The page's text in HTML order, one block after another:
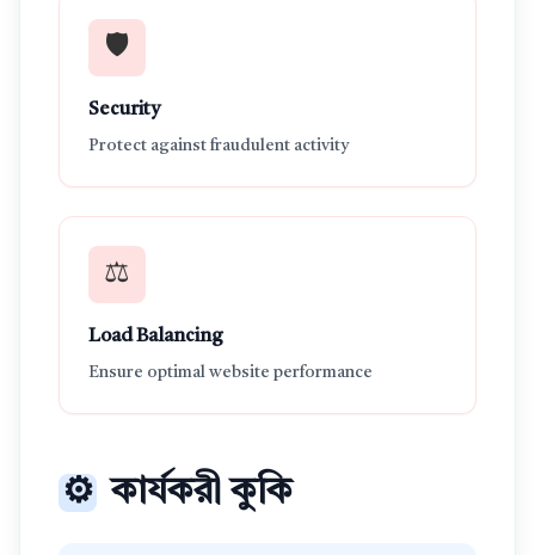
🛡️
Security
Protect against fraudulent activity
⚖️
Load Balancing
Ensure optimal website performance
⚙️ কার্যকরী কুকি